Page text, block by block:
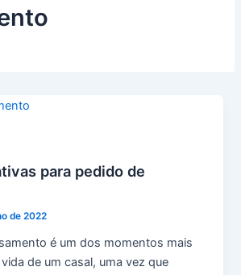
para pedido de
de 2022
é um dos momentos mais
de um casal, uma vez que